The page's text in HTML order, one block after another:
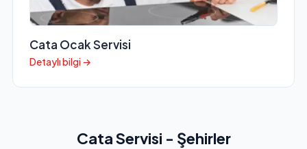
Cata Ocak Servisi
Detaylı bilgi →
Cata Servisi - Şehirler